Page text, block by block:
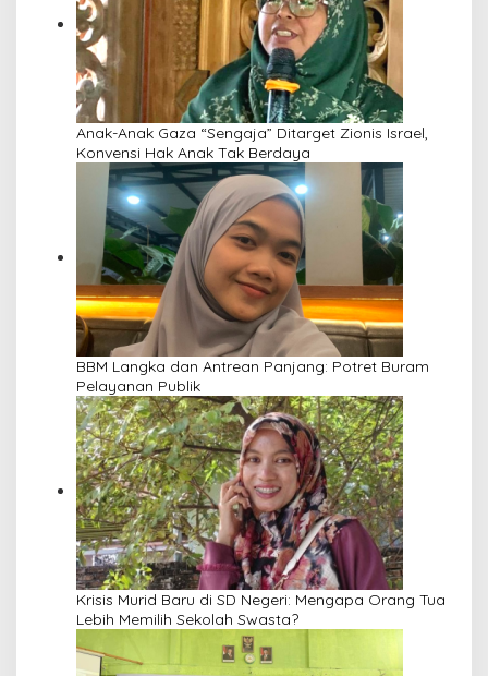
Anak-Anak Gaza “Sengaja” Ditarget Zionis Israel,
Konvensi Hak Anak Tak Berdaya
BBM Langka dan Antrean Panjang: Potret Buram
Pelayanan Publik
Krisis Murid Baru di SD Negeri: Mengapa Orang Tua
Lebih Memilih Sekolah Swasta?